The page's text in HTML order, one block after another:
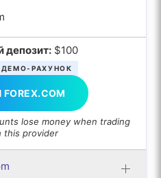
депозит:$100
РАХУНОК
lose money when trading
this provider